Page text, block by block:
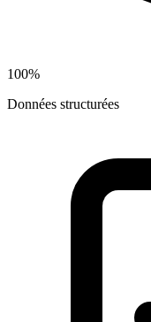
100%
Données structurées